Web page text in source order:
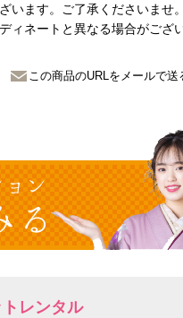
ます。ご了承くださいませ。
ネートと異なる場合がござい
この商品のURLをメールで送
レンタル